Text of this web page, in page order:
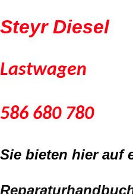
Steyr Diesel
Lastwagen
586 680 780
Sie bieten hier auf